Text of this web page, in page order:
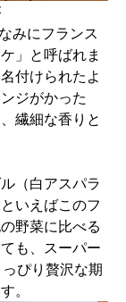
みにフランス
」と呼ばれま
付けられたよ
ジがかった
繊細な香りと
（白アスパラ
いえばこのフ
野菜に比べる
も、スーパー
ぴり贅沢な期
。